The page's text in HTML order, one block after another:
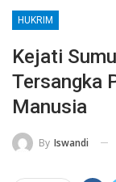
HUKRIM
Kejati
Tersangka
Manusia
By Iswandi